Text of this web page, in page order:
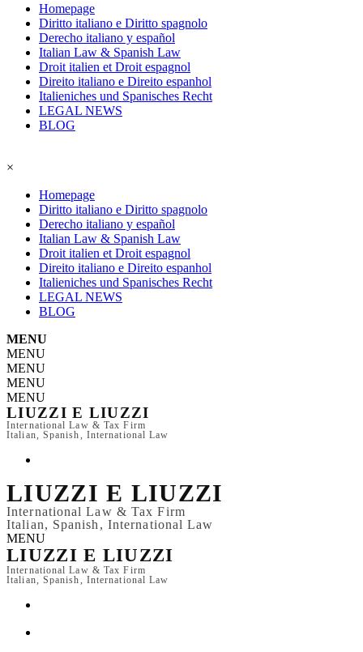
Homepage
Diritto italiano e Diritto spagnolo
Derecho italiano y español
Italian Law & Spanish Law
Droit italien et Droit espagnol
Direito italiano e Direito espanhol
Italieniches und Spanisches Recht
LEGAL NEWS
BLOG
×
Homepage
Diritto italiano e Diritto spagnolo
Derecho italiano y español
Italian Law & Spanish Law
Droit italien et Droit espagnol
Direito italiano e Direito espanhol
Italieniches und Spanisches Recht
LEGAL NEWS
BLOG
MENU
MENU
MENU
MENU
MENU
LIUZZI E LIUZZI
International Law & Tax Firm
Italian, Spanish, International Law
LIUZZI E LIUZZI
International Law & Tax Firm
Italian, Spanish, International Law
MENU
LIUZZI E LIUZZI
International Law & Tax Firm
Italian, Spanish, International Law